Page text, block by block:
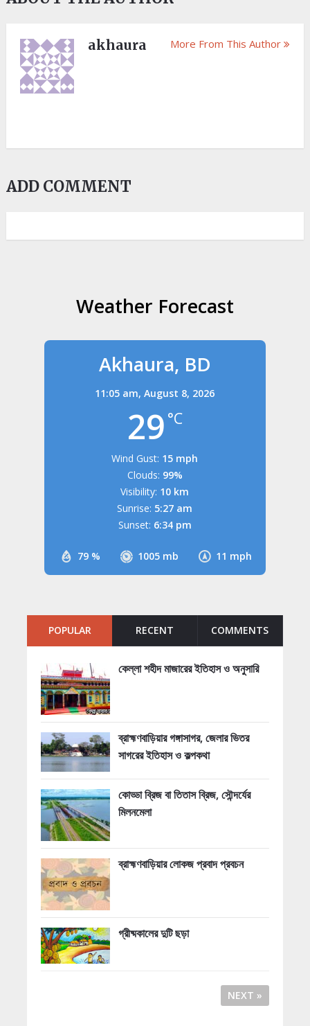
akhaura More From This Author
ADD COMMENT
Weather Forecast
Akhaura, BD
11:05 am,August 8, 2026
29 °C
79 % 1005 mb 11 mph
Wind Gust: 15 mph
Clouds: 99%
Visibility: 10 km
Sunrise: 5:27 am
Sunset: 6:34 pm
POPULAR RECENT COMMENTS
কেল্লা শহীদ মাজারের ইতিহাস ও অনুসারি
ব্রাহ্মণবাড়িয়ার গঙ্গাসাগর, জেলার ভিতর
সাগরের ইতিহাস ও কল্পকথা
কোড্ডা ব্রিজ বা তিতাস ব্রিজ, সৌন্দর্যের
মিলনমেলা
ব্রাহ্মণবাড়িয়ার লোকজ প্রবাদ প্রবচন
গ্রীষ্মকালের দুটি ছড়া
NEXT »